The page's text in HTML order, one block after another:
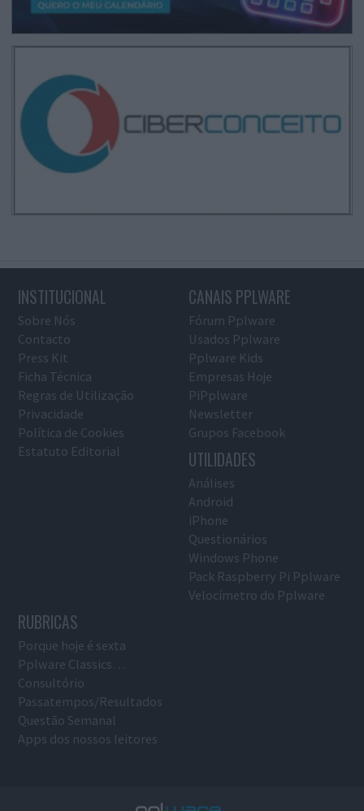
INSTITUCIONAL
Sobre Nós
Contacto
Press Kit
Ficha Técnica
Regras de Utilização
Privacidade
Política de Cookies
Estatuto Editorial
CANAIS PPLWARE
Fórum Pplware
Usados Pplware
Pplware Kids
Empresas Hoje
PiPplware
Newsletter
Grupos Facebook
UTILIDADES
Análises
Android
iPhone
Questionários
Windows Phone
Pack Raspberry Pi Pplware
Velocímetro do Pplware
RUBRICAS
Porque hoje é sexta
Pplware Classics…
Consultório
Passatempos/Resultados
Questão Semanal
Apps dos nossos leitores